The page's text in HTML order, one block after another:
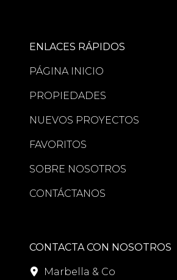
ENLACES RÁPIDOS
PÁGINA INICIO
PROPIEDADES
NUEVOS PROYECTOS
FAVORITOS
SOBRE NOSOTROS
CONTÁCTANOS
CONTACTA CON NOSOTROS
Marbella & Co